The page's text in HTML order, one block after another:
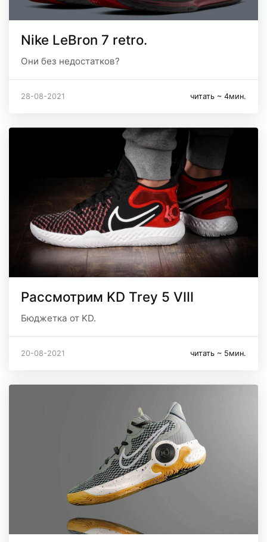
Nike LeBron 7 retro.
Они без недостатков?
28-08-2021 читать ~ 4мин.
Рассмотрим KD Trey 5 VIII
Бюджетка от KD.
20-08-2021 читать ~ 5мин.